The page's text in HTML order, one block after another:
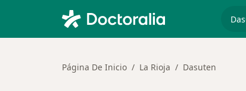
Página De Inicio La Rioja Dasuten